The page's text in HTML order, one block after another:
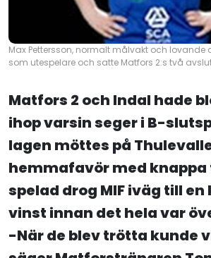
Max Pettersson, normalt målvakt och lovande
som utespelare och satte Matfors 2:s två
Matfors 2 och Indal hade
ihop varsin seger i B-
lagen möttes på
hemmafavör med
spelad drog MIF iväg till
vinst innan det hela var
-När de blev trötta kunde